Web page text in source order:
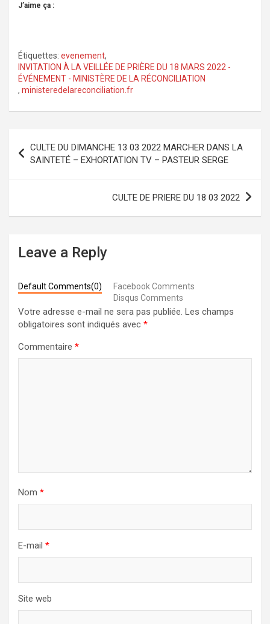
J’aime ça :
Étiquettes: evenement,
INVITATION À LA VEILLÉE DE PRIÈRE DU 18 MARS 2022 -
ÉVÉNEMENT - MINISTÈRE DE LA RÉCONCILIATION
, ministeredelareconciliation.fr
de
l’article
CULTE DU DIMANCHE 13 03 2022 MARCHER DANS LA
SAINTETÉ – EXHORTATION TV – PASTEUR SERGE
CULTE DE PRIERE DU 18 03 2022
Leave a Reply
Default Comments(0)
Facebook Comments
Disqus Comments
Votre adresse e-mail ne sera pas publiée. Les champs
obligatoires sont indiqués avec *
Commentaire *
Nom *
E-mail *
Site web